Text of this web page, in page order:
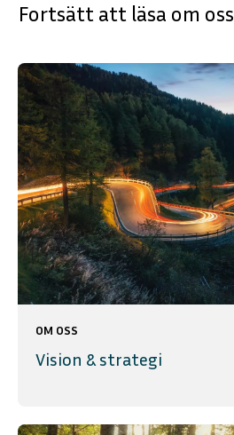
Fortsätt att läsa om oss
OM OSS
Vision & strategi